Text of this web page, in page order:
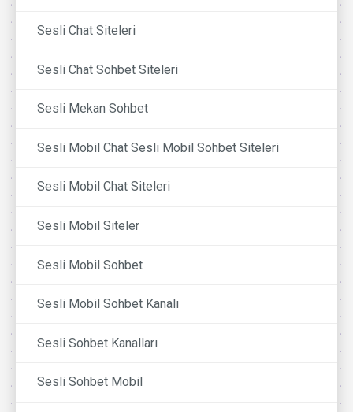
Sesli Chat Siteleri
Sesli Chat Sohbet Siteleri
Sesli Mekan Sohbet
Sesli Mobil Chat Sesli Mobil Sohbet Siteleri
Sesli Mobil Chat Siteleri
Sesli Mobil Siteler
Sesli Mobil Sohbet
Sesli Mobil Sohbet Kanalı
Sesli Sohbet Kanalları
Sesli Sohbet Mobil